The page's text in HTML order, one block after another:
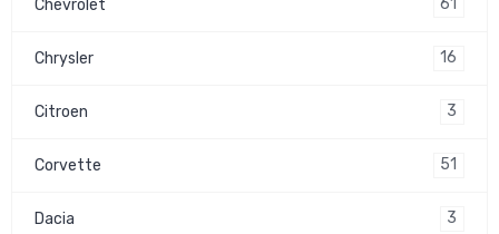
Chevrolet 61
Chrysler 16
Citroen 3
Corvette 51
Dacia 3